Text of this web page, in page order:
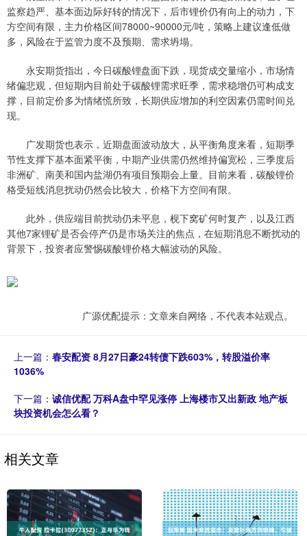
监察趋严、基本面边际好转的情况下，后市锂价仍有向上的动力，下
方空间有限，主力价格区间78000~90000元/吨，策略上建议逢低做
多，风险在于监管力度不及预期、需求坍塌。
永安期货指出，今日碳酸锂盘面下跌，现货成交量缩小，市场情
绪偏悲观，但短期内目前处于碳酸锂需求旺季，需求稳增仍可构成支
撑，目前定价多为情绪慌所致，长期供应增加的利空因素仍需时间兑
现。
广发期货也表示，近期盘面波动放大，从平衡角度来看，短期季
节性支撑下基本面紧平衡，中期产业供需仍然维持偏宽松，三季度后
非洲矿、南美和国内盐湖仍有项目预期会上量。目前来看，碳酸锂价
格受短线消息扰动仍然会比较大，价格下方空间有限。
此外，供应端目前扰动仍未平息，枧下窝矿何时复产，以及江西
其他7家锂矿是否会停产仍是市场关注的焦点，在短期消息不断扰动的
背景下，投资者应警惕碳酸锂价格大幅波动的风险。
广源优配提示：文章来自网络，不代表本站观点。
上一篇： 春安配资 8月27日豪24转债下跌603%，转股溢价率
1036%
下一篇： 诚信优配 万科A盘中罕见涨停 上海楼市又出新政 地产板
块投资机会怎么看？
相关文章